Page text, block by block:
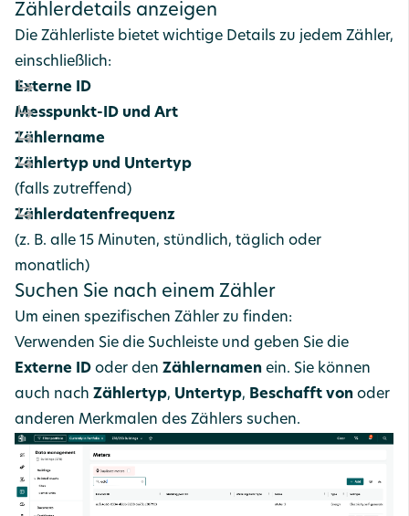
Zählerdetails anzeigen
Die Zählerliste bietet wichtige Details zu jedem Zähler,
einschließlich:
Externe ID
Messpunkt-ID und Art
Zählername
Zählertyp und Untertyp
(falls zutreffend)
Zählerdatenfrequenz
(z. B. alle 15 Minuten, stündlich, täglich oder
monatlich)
Suchen Sie nach einem Zähler
Um einen spezifischen Zähler zu finden:
Verwenden Sie die Suchleiste und geben Sie die
Externe ID oder den Zählernamen ein. Sie können
auch nach Zählertyp, Untertyp, Beschafft von oder
anderen Merkmalen des Zählers suchen.